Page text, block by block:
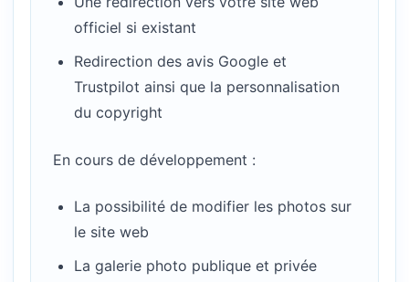
officiel si existant
Redirection des avis Google et
Trustpilot ainsi que la personnalisation
du copyright
En cours de développement :
La possibilité de modifier les photos sur
le site web
La galerie photo publique et privée